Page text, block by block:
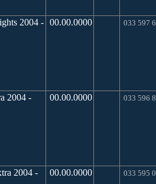
2004 - 00.00.0000 033 597 6
2004 -
00.00.0000 033 596 8
2004 -
00.00.0000 033 595 0